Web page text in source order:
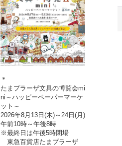
＊
たまプラーザ文具の博覧会mi
ni～ハッピーペーパーマーケ
ット～
2026年8月13日(木)～24日(月)
午前10時～午後8時
※最終日は午後5時閉場
東急百貨店たまプラーザ